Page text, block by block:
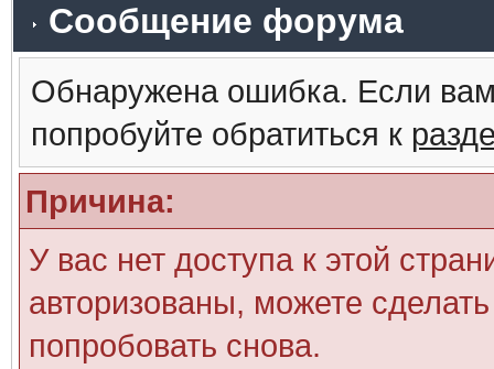
Сообщение форума
Обнаружена ошибка. Если
попробуйте обратиться к
Причина:
У вас нет доступа к этой
авторизованы, можете
попробовать снова.